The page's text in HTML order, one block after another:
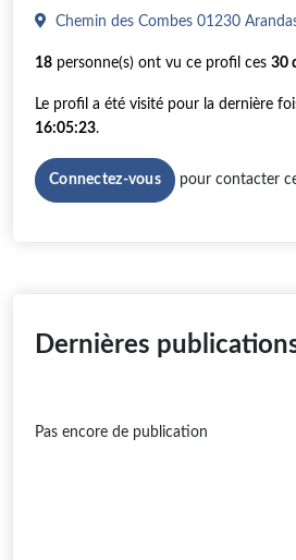
Chemin des Combes 01230
18 personne(s) ont vu ce profil ces 30
Le profil a été visité pour la dernière
16:05:23.
Connectez-vous pour contacter
Dernières
Pas encore de publication